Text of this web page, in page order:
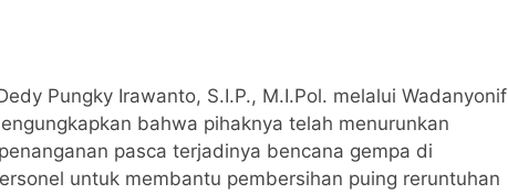
Pungky Irawanto, S.I.P., M.I.Pol. melalui Wadanyonif
bahwa pihaknya telah menurunkan
pasca terjadinya bencana gempa di
untuk membantu pembersihan puing reruntuhan